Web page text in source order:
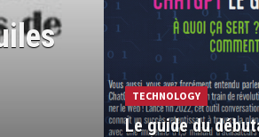
TECHNOLOGY
Le guide du